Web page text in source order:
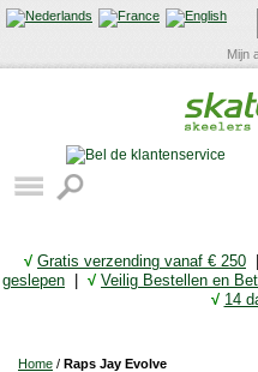
Mijn
√ Gratis verzending vanaf € 250
geslepen
√ Veilig Bestellen en
√ 14
Home / Raps Jay Evolve